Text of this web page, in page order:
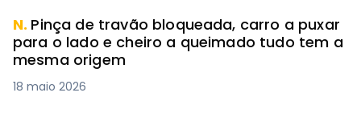
N. Pinça de travão bloqueada, carro a puxar
para o lado e cheiro a queimado tudo tem a
mesma origem
18 maio 2026